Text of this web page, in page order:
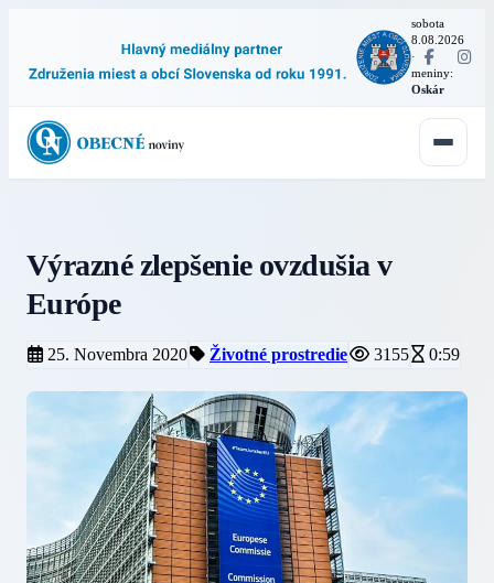
sobota
8.08.2026
·
meniny:
Oskár
Výrazné zlepšenie ovzdušia v
Európe
25. Novembra 2020 Životné prostredie 3155 0:59